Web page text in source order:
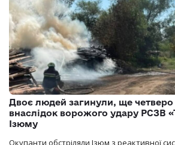
Двоє людей загинули, ще
внаслідок ворожого удару РСЗВ
Ізюму
Окупанти обстріляли Ізюм з реактивної